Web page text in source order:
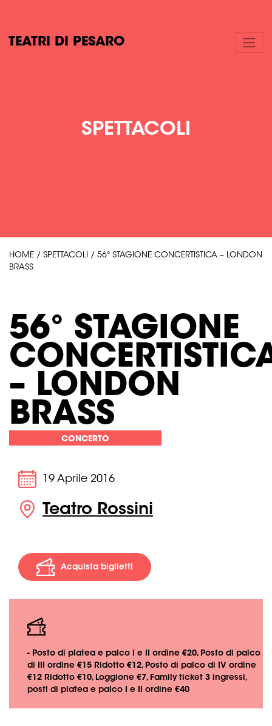
TEATRI DI PESARO
SPETTACOLI
HOME / SPETTACOLI / 56° STAGIONE CONCERTISTICA – LONDON
BRASS
56° STAGIONE
– LONDON
BRASS
CONCERTO
19 Aprile 2016
Teatro Rossini
Acquista biglietti
- Posto di platea e palco I e II ordine €20, Posto di palco
di III ordine €15 Ridotto €12, Posto di palco di IV ordine
€12 Ridotto €10, Loggione €7, Family ticket 3 ingressi,
posti di platea e palco I e II ordine €40